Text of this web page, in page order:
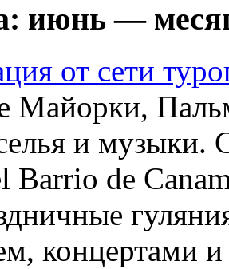
июнь —
от сети
Майорки,
и музыки.
Barrio de
концертами и